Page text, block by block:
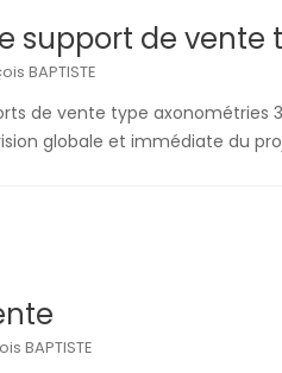
support de vente
BAPTISTE
de vente type axonométries
globale et immédiate du
BAPTISTE